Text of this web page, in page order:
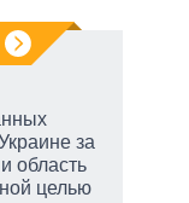
за
область
целью